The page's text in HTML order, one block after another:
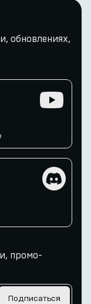
обновлениях,
промо-
Подписаться